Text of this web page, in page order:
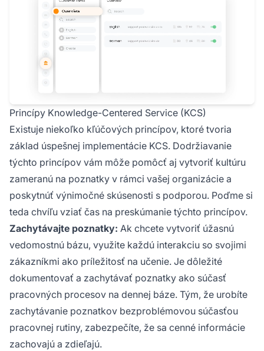
Princípy Knowledge-Centered Service (KCS)
Existuje niekoľko kľúčových princípov, ktoré tvoria
základ úspešnej implementácie KCS. Dodržiavanie
týchto princípov vám môže pomôcť aj vytvoriť kultúru
zameranú na poznatky v rámci vašej organizácie a
poskytnúť výnimočné skúsenosti s podporou. Poďme si
teda chvíľu vziať čas na preskúmanie týchto princípov.
Zachytávajte poznatky: Ak chcete vytvoriť úžasnú
vedomostnú bázu, využite každú interakciu so svojimi
zákazníkmi ako príležitosť na učenie. Je dôležité
dokumentovať a zachytávať poznatky ako súčasť
pracovných procesov na dennej báze. Tým, že urobíte
zachytávanie poznatkov bezproblémovou súčasťou
pracovnej rutiny, zabezpečíte, že sa cenné informácie
zachovajú a zdieľajú.